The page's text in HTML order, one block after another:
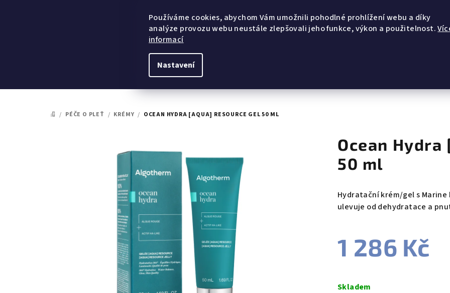
Používáme cookies, abychom Vám umožnili pohodlné prohlížení webu a díky
analýze provozu webu neustále zlepšovali jeho funkce, výkon a použitelnost.
informací
Nastavení
DOPRAVA ZDARMA nad 1 500 Kč + DÁREK K NÁKUPU
DOMŮ
/ PÉČE O PLEŤ / KRÉMY / OCEAN HYDRA [AQUA] RESOURCE GEL 50 ML
Ocean
50 ml
Hydratační krém/gel s
ulevuje od dehydratace a
1 286 Kč
cena:
Skladem